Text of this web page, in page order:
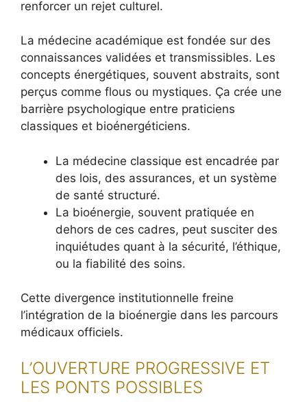
renforcer un rejet culturel.
La médecine académique est fondée sur des
connaissances validées et transmissibles. Les
concepts énergétiques, souvent abstraits, sont
perçus comme flous ou mystiques. Ça crée une
barrière psychologique entre praticiens
classiques et bioénergéticiens.
La médecine classique est encadrée par
des lois, des assurances, et un système
de santé structuré.
La bioénergie, souvent pratiquée en
dehors de ces cadres, peut susciter des
inquiétudes quant à la sécurité, l’éthique,
ou la fiabilité des soins.
Cette divergence institutionnelle freine
l’intégration de la bioénergie dans les parcours
médicaux officiels.
L’OUVERTURE PROGRESSIVE ET
LES PONTS POSSIBLES